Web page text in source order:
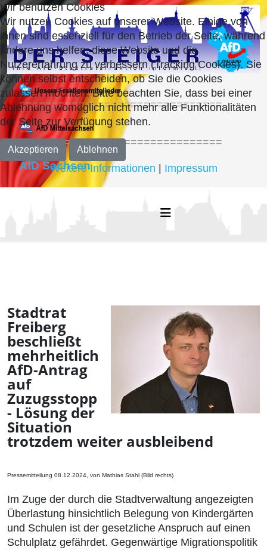
===============================
===============================
AfD Sachsen
Stadtrat
Freiberg
beschließt
mehrheitlich
AfD-Antrag
auf
Zuzugsstopp
- Lösung der
Situation
trotzdem weiter ausbleibend
Pressemitteilung 08.12.2024, von Mathias Stahl (Bild rechts)
Im Zuge der durch die Stadtverwaltung angezeigten
Überlastung hinsichtlich Belegung von Kindergärten
und Schulen ist der gesetzliche Anspruch auf einen
Schulplatz gefährdet. Gegenwärtige Migrationspolitik
Wir benutzen Cookies
Wir nutzen Cookies auf unserer Website. Einige von
ihnen sind essenziell für den Betrieb der Seite, während
andere uns helfen, diese Website und die
Nutzererfahrung zu verbessern (Tracking Cookies). Sie
können selbst entscheiden, ob Sie die Cookies
zulassen möchten. Bitte beachten Sie, dass bei einer
Ablehnung womöglich nicht mehr alle Funktionalitäten
der Seite zur Verfügung stehen.
Akzeptieren Ablehnen
Weitere Informationen Impressum